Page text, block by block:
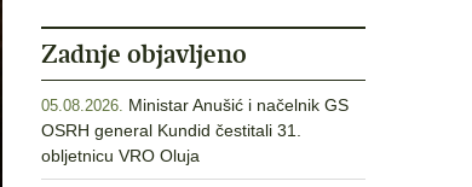
Zadnje objavljeno
05.08.2026. Ministar Anušić i načelnik GS
OSRH general Kundid čestitali 31.
obljetnicu VRO Oluja